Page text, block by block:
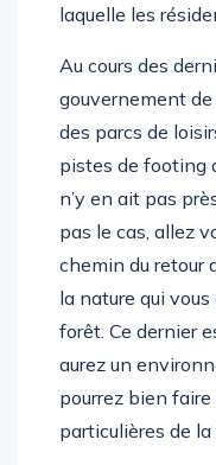
laquelle les
Au cours des
gouvernement de
des parcs de
pistes de footing
n’y en ait pas
pas le cas, allez
chemin du retour
la nature qui
forêt. Ce dernier
aurez un
pourrez bien
particulières de